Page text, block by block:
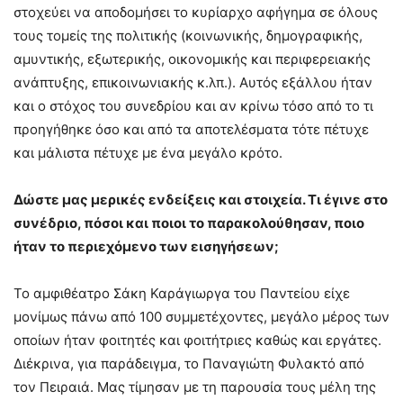
στοχεύει να αποδομήσει το κυρίαρχο αφήγημα σε όλους
τους τομείς της πολιτικής (κοινωνικής, δημογραφικής,
αμυντικής, εξωτερικής, οικονομικής και περιφερειακής
ανάπτυξης, επικοινωνιακής κ.λπ.). Αυτός εξάλλου ήταν
και ο στόχος του συνεδρίου και αν κρίνω τόσο από το τι
προηγήθηκε όσο και από τα αποτελέσματα τότε πέτυχε
και μάλιστα πέτυχε με ένα μεγάλο κρότο.
Δώστε μας μερικές ενδείξεις και στοιχεία. Τι έγινε στο
συνέδριο, πόσοι και ποιοι το παρακολούθησαν, ποιο
ήταν το περιεχόμενο των εισηγήσεων;
Το αμφιθέατρο Σάκη Καράγιωργα του Παντείου είχε
μονίμως πάνω από 100 συμμετέχοντες, μεγάλο μέρος των
οποίων ήταν φοιτητές και φοιτήτριες καθώς και εργάτες.
Διέκρινα, για παράδειγμα, το Παναγιώτη Φυλακτό από
τον Πειραιά. Μας τίμησαν με τη παρουσία τους μέλη της